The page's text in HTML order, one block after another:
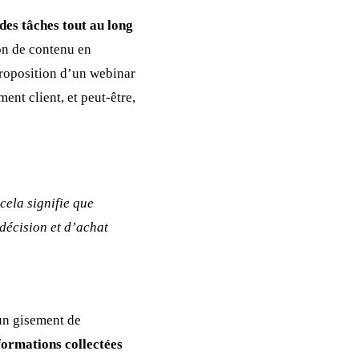
tâches tout au long
de contenu en
d’un webinar
client, et peut-être,
signifie que
et d’achat
gisement de
collectées